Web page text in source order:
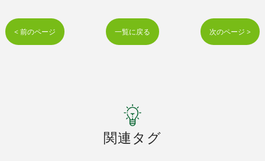
< 前のページ 一覧に戻る 次のページ >
関連タグ